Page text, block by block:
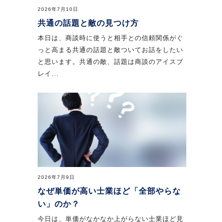
2026年7月10日
共通の話題と敵の見つけ方
本日は、商談時に使うと相手との信頼関係がぐ
っと高まる共通の話題と敵ついてお話をしたい
と思います。共通の敵、話題は商談のアイスブ
レイ...
2026年7月9日
なぜ単価が高い士業ほど「全部やらな
い」のか？
今日は、単価がなかなか上がらない士業ほど見